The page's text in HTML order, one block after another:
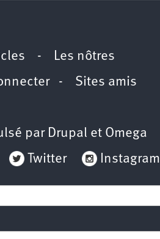
-
Les nôtres
- Sites amis
par Drupal et Omega
Twitter Instagram